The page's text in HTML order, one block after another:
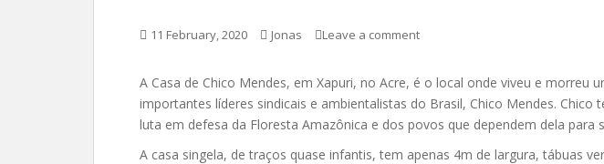
11 February, 2020 Jonas Leave a comment
A Casa de Chico Mendes, em Xapuri, no Acre, é o local onde viveu e morreu
importantes líderes sindicais e ambientalistas do Brasil, Chico Mendes. Chico
luta em defesa da Floresta Amazônica e dos povos que dependem dela para
A casa singela, de traços quase infantis, tem apenas 4m de largura, tábuas